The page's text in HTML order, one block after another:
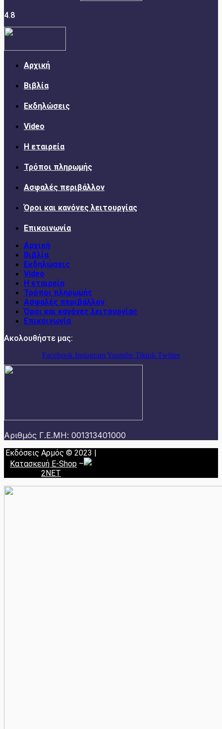
4.8
Αρχική
Βιβλία
Εκδηλώσεις
Video
Η εταιρεία
Τρόποι πληρωμής
Ασφαλές περιβάλλον
Όροι και κανόνες λειτουργίας
Επικοινωνία
Αρχική
Βιβλία
Εκδηλώσεις
Video
Η εταιρεία
Τρόποι πληρωμής
Ασφαλές περιβάλλον
Όροι και κανόνες λειτουργίας
Επικοινωνία
Ακολουθήστε μας:
Facebook InstagramYoutube Tiktok Twitter
Αριθμός Γ.Ε.ΜΗ: 001313401000
Εκδόσεις Αρμός © 2023 |
Κατασκευή E-Shop –
2NET